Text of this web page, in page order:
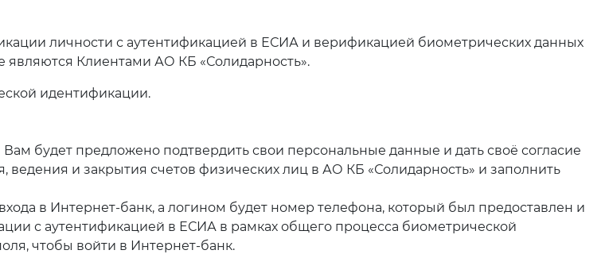
личности с аутентификацией в ЕСИА и верификацией биометрических данных
являются Клиентами АО КБ «Солидарность».
идентификации.
будет предложено подтвердить свои персональные данные и дать своё согласие
ведения и закрытия счетов физических лиц в АО КБ «Солидарность» и заполнить
в Интернет-банк, а логином будет номер телефона, который был предоставлен и
с аутентификацией в ЕСИА в рамках общего процесса биометрической
чтобы войти в Интернет-банк.